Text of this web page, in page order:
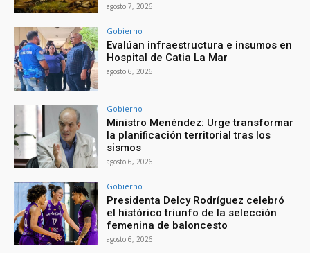
agosto 7, 2026
Gobierno
Evalúan infraestructura e insumos en
Hospital de Catia La Mar
agosto 6, 2026
Gobierno
Ministro Menéndez: Urge transformar
la planificación territorial tras los
sismos
agosto 6, 2026
Gobierno
Presidenta Delcy Rodríguez celebró
el histórico triunfo de la selección
femenina de baloncesto
agosto 6, 2026